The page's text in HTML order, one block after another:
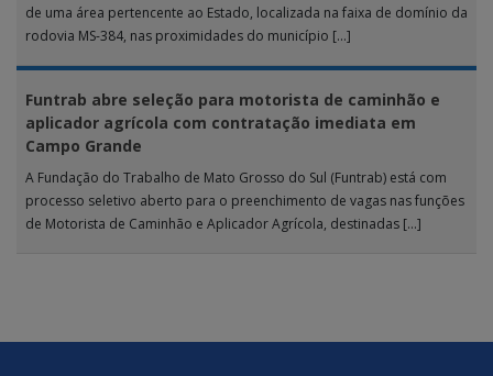
de uma área pertencente ao Estado, localizada na faixa de domínio da
rodovia MS-384, nas proximidades do município […]
Funtrab abre seleção para motorista de caminhão e
aplicador agrícola com contratação imediata em
Campo Grande
A Fundação do Trabalho de Mato Grosso do Sul (Funtrab) está com
processo seletivo aberto para o preenchimento de vagas nas funções
de Motorista de Caminhão e Aplicador Agrícola, destinadas […]